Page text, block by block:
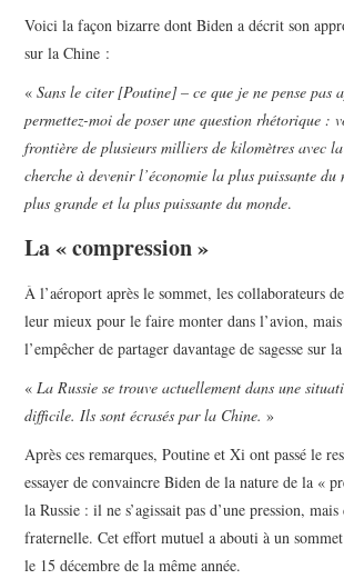
Voici la façon bizarre dont Biden a décrit son
sur la Chine :
«Sans le citer [Poutine] – ce que je ne pense pas
permettez-moi de poser une question rhétorique :
frontière de plusieurs milliers de kilomètres avec
cherche à devenir l’économie la plus puissante du
plus grande et la plus puissante du monde.
La « compression »
À l’aéroport après le sommet, les collaborateurs
leur mieux pour le faire monter dans l’avion, mais
l’empêcher de partager davantage de sagesse sur
« La Russie se trouve actuellement dans une
difficile. Ils sont écrasés par la Chine. »
Après ces remarques, Poutine et Xi ont passé le
essayer de convaincre Biden de la nature de la «
la Russie : il ne s’agissait pas d’une pression,
fraternelle. Cet effort mutuel a abouti à un
le 15 décembre de la même année.